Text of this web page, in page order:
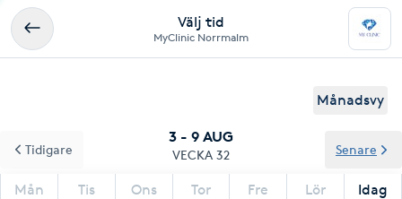
Välj tid
MyClinic Norrmalm
Månadsvy
3 - 9 AUG
VECKA 32
Mån Tis Ons Tor Fre Lör Idag
Tidigare Senare